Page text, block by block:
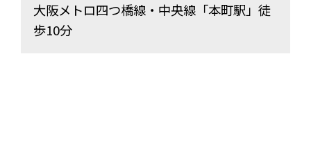
大阪メトロ四つ橋線・中央線「本町駅」徒
歩10分